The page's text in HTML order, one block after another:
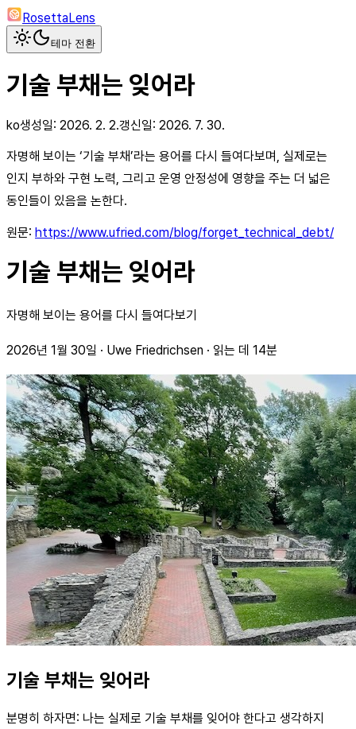
RosettaLens
테마 전환
기술 부채는 잊어라
ko생성일: 2026. 2. 2.갱신일: 2026. 7. 30.
자명해 보이는 ‘기술 부채’라는 용어를 다시 들여다보며, 실제로는
인지 부하와 구현 노력, 그리고 운영 안정성에 영향을 주는 더 넓은
동인들이 있음을 논한다.
원문: https://www.ufried.com/blog/forget_technical_debt/
기술 부채는 잊어라
자명해 보이는 용어를 다시 들여다보기
2026년 1월 30일 · Uwe Friedrichsen · 읽는 데 14분
기술 부채는 잊어라
분명히 하자면: 나는 실제로 기술 부채를 잊어야 한다고 생각하지